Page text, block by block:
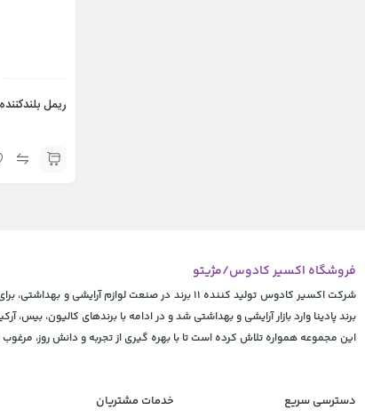
ریمل
فروشگاه اکسیر کادوس/مژیتو
شرکت اکسیر کادوس تولید کننده 11 برند در صنعت
برند پادینا وارد بازار آرایشی و بهداشتی شد و در ادامه با برندهای کالیون، بیس،
این مجموعه همواره تلاش کرده است تا با بهره گیری از تجربه و دانش روز،
دسترسی سریع خدمات مشتریان